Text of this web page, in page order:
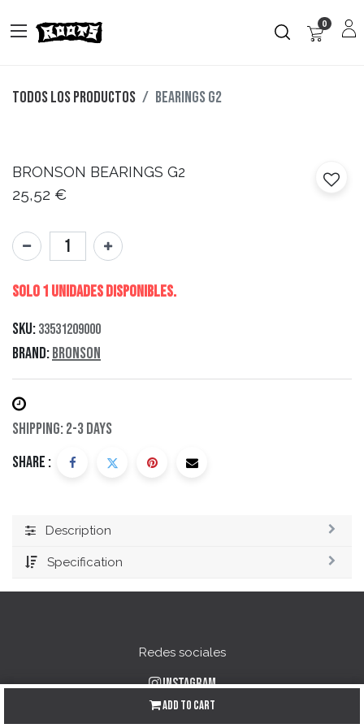
0
Todos los productos BEARINGS G2
BRONSON BEARINGS G2
25,52 €
Add to Cart
Solo 1 Unidades disponibles.
SKU:33531209000
Brand:Bronson
Shipping: 2-3 Days
Share :
Description
Specification
Redes sociales
Instagram
Facebook
YouTube